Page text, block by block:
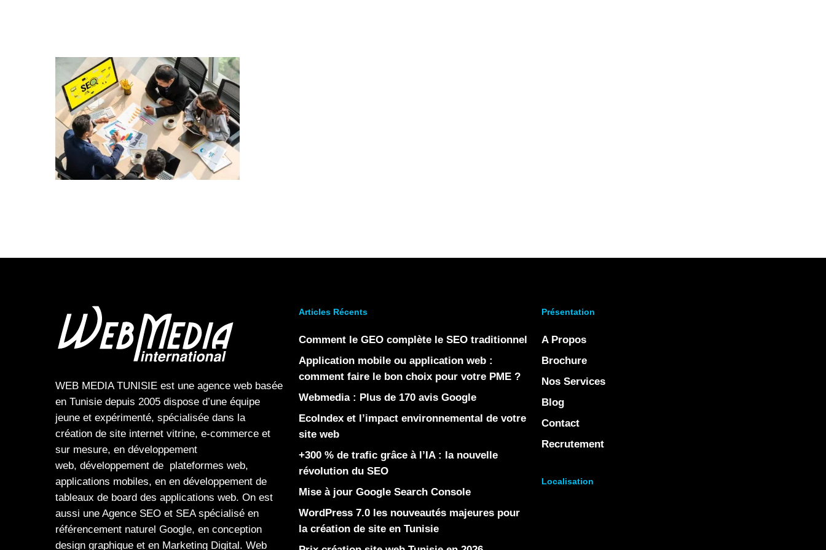
WEB MEDIA TUNISIE est une agence web basée
en Tunisie depuis 2005 dispose d’une équipe
jeune et expérimenté, spécialisée dans la
création de site internet vitrine, e-commerce et
sur mesure, en développement
web, développement de plateformes web,
applications mobiles, en en développement de
tableaux de board des applications web. On est
aussi une Agence SEO et SEAspécialisé en
référencement naturel Google, en conception
design graphique et en Marketing Digital. Web
Articles Récents
Comment le GEO complète le SEO traditionnel
Application mobile ou application web :
comment faire le bon choix pour votre PME ?
Webmedia : Plus de 170 avis Google
EcoIndex et l’impact environnemental de votre
site web
+300 % de trafic grâce à l’IA : la nouvelle
révolution du SEO
Mise à jour Google Search Console
WordPress 7.0 les nouveautés majeures pour
la création de site en Tunisie
Présentation
A Propos
Brochure
Nos Services
Blog
Contact
Recrutement
Localisation